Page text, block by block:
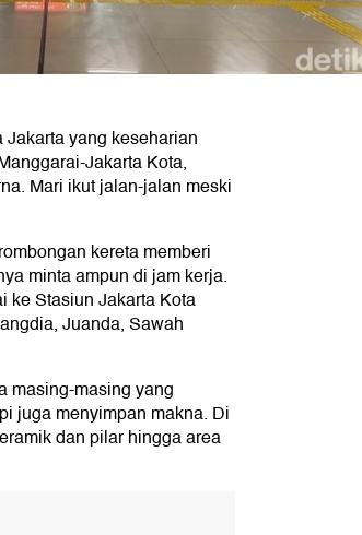
yang keseharian
Jakarta Kota,
Mari ikut jalan-jalan meski
kereta memberi
minta ampun di jam kerja.
ke Stasiun Jakarta Kota
Juanda, Sawah
masing-masing yang
juga menyimpan makna. Di
dan pilar hingga area